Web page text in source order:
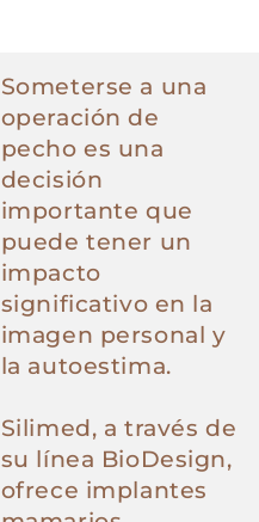
Someterse a una
operación de
pecho es una
decisión
importante que
puede tener un
impacto
significativo en la
imagen personal y
la autoestima.
Silimed, a través de
su línea BioDesign,
ofrece implantes